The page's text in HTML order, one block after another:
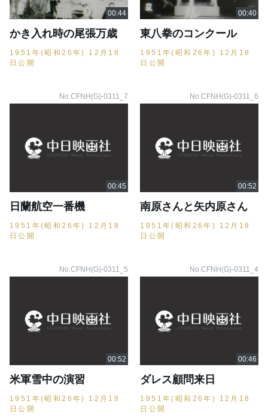
かき入れ時の尾張万歳
1951年(昭和26年) 12月18
日公開
東八拳のコンクール
1951年(昭和26年) 12月18
日公開
No.CFNH(G)-0311_7
日蘭航空一番機
1951年(昭和26年) 12月18
日公開
No.CFNH(G)-0311_6
南原さんと矢内原さん
1951年(昭和26年) 12月18
日公開
No.CFNH(G)-0311_5
米軍雪中の演習
1951年(昭和26年) 12月18
日公開
No.CFNH(G)-0311_4
ダレス顧問来日
1951年(昭和26年) 12月18
日公開